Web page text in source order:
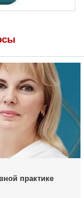
практике